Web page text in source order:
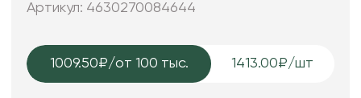
Артикул: 4630270084644
1009.50₽/от 100 тыс. 1413.00₽/шт